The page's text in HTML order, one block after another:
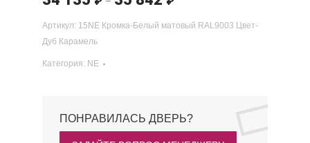
Артикул: 15NE Кромка-Белый матовый RAL9003 Цвет-
Дуб Карамель
Категория: NE
ПОНРАВИЛАСЬ ДВЕРЬ?